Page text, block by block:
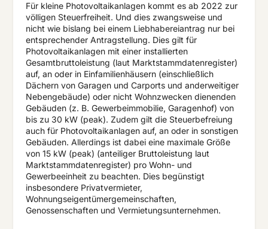
Für kleine Photovoltaikanlagen kommt es ab 2022 zur
völligen Steuerfreiheit. Und dies zwangsweise und
nicht wie bislang bei einem Liebhabereiantrag nur bei
entsprechender Antragstellung. Dies gilt für
Photovoltaikanlagen mit einer installierten
Gesamtbruttoleistung (laut Marktstammdatenregister)
auf, an oder in Einfamilienhäusern (einschließlich
Dächern von Garagen und Carports und anderweitiger
Nebengebäude) oder nicht Wohnzwecken dienenden
Gebäuden (z. B. Gewerbeimmobilie, Garagenhof) von
bis zu 30 kW (peak). Zudem gilt die Steuerbefreiung
auch für Photovoltaikanlagen auf, an oder in sonstigen
Gebäuden. Allerdings ist dabei eine maximale Größe
von 15 kW (peak) (anteiliger Bruttoleistung laut
Marktstammdatenregister) pro Wohn- und
Gewerbeeinheit zu beachten. Dies begünstigt
insbesondere Privatvermieter,
Wohnungseigentümergemeinschaften,
Genossenschaften und Vermietungsunternehmen.